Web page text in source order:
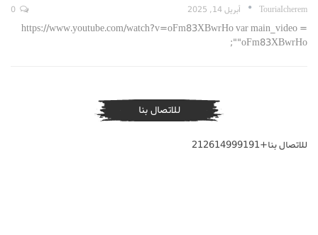
TouriaIcherem أبريل 14, 2025
https://www.youtube.com/watch?v=oFm83XBwrHo var main_video =
"oFm83XBwrHo";
للاتصال بنا
للاتصال بنا+212614999191